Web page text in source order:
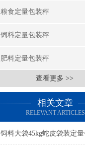
粮食定量包装秤
饲料定量包装秤
肥料定量包装秤
查看更多 >>
相关文章
RELEVANT ARTICLES